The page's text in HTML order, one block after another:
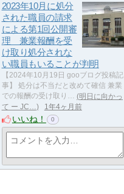
2023年10月に処分
された職員の請求
による第1回公開審
理 兼業報酬を受
け取り処分されな
い職員もいることが判明
【2024年10月19日 gooブログ投稿記
事】 処分は不当だと改めて確信 兼業
での報酬の受け取り…
明日に向かっ
て ー JC…
1年4ヶ月前
いいね！ 0